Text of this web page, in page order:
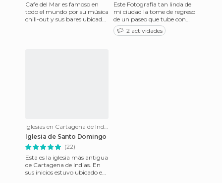
Cafe del Mar es famoso en
todo el mundo por su música
chill-out y sus bares ubicados
Este Fotografia tan linda de
mi ciudad la tome de regreso
de un paseo que tube con
algunos amigos es playa
blanca a una medias hor
2 actividades
Iglesias en Cartagena de Indias
Iglesia de Santo Domingo
(22)
Esta es la iglesia más antigua
de Cartagena de Indias. En
sus inicios estuvo ubicado en